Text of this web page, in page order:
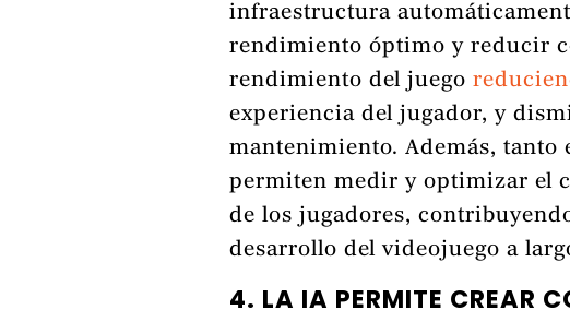
infraestructura
rendimiento óptimo y reducir
rendimiento del juego
experiencia del jugador, y
mantenimiento. Además, tanto
permiten medir y optimizar el
de los jugadores,
desarrollo del videojuego a
4. LA IA PERMITE CREAR